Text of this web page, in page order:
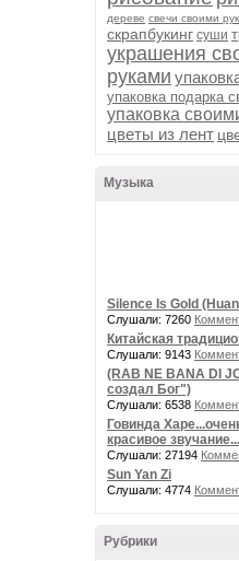
дереве свечи своими
скрапбукинг суши
украшения
руками
упаковка подарка
упаковка
цветы из лент
Музыка
Silence Is Gold
Слушали: 7260
Китайская
Слушали: 9143
(RAB NE BANA DI
создал Бог")
Слушали: 6538
Говинда
красивое звучание...
Слушали: 27194
Sun Yan Zi
Слушали: 4774
Рубрики